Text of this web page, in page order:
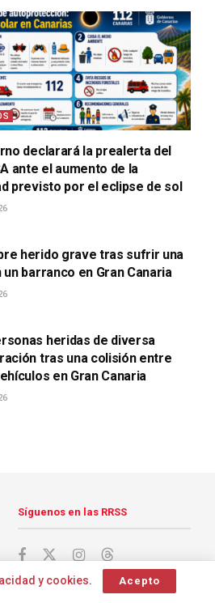
declarará la prealerta del
ante el aumento de la
previsto por el eclipse de sol
herido grave tras sufrir una
un barranco en Gran Canaria
heridas de diversa
tras una colisión entre
en Gran Canaria
Síguenos en las RRSS
y cookies. Acepto